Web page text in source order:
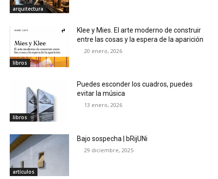
arquitectura
libros
Klee y Mies. El arte moderno de construir
entre las cosas y la espera de la aparición
20 enero, 2026
libros
Puedes esconder los cuadros, puedes
evitar la música
13 enero, 2026
artículos
Bajo sospecha | bRijUNi
29 diciembre, 2025